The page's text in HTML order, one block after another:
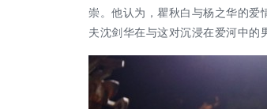
崇。他认为，瞿秋白与杨之华的爱
夫沈剑华在与这对沉浸在爱河中的